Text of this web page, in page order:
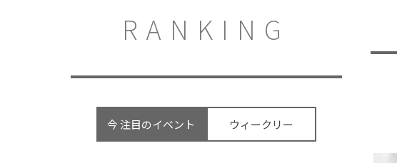
RANKING
今 注目のイベント ウィークリー